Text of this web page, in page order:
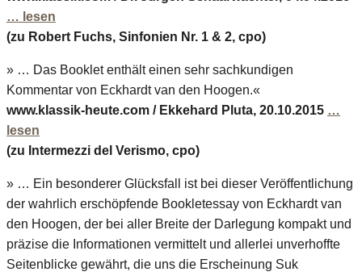
… lesen
(zu Robert Fuchs, Sinfonien Nr. 1 & 2, cpo)
» … Das Booklet enthält einen sehr sachkundigen
Kommentar von Eckhardt van den Hoogen.«
www.klassik-heute.com / Ekkehard Pluta, 20.10.2015 …
lesen
(zu Intermezzi del Verismo, cpo)
» … Ein besonderer Glücksfall ist bei dieser Veröffentlichung
der wahrlich erschöpfende Bookletessay von Eckhardt van
den Hoogen, der bei aller Breite der Darlegung kompakt und
präzise die Informationen vermittelt und allerlei unverhoffte
Seitenblicke gewährt, die uns die Erscheinung Suk